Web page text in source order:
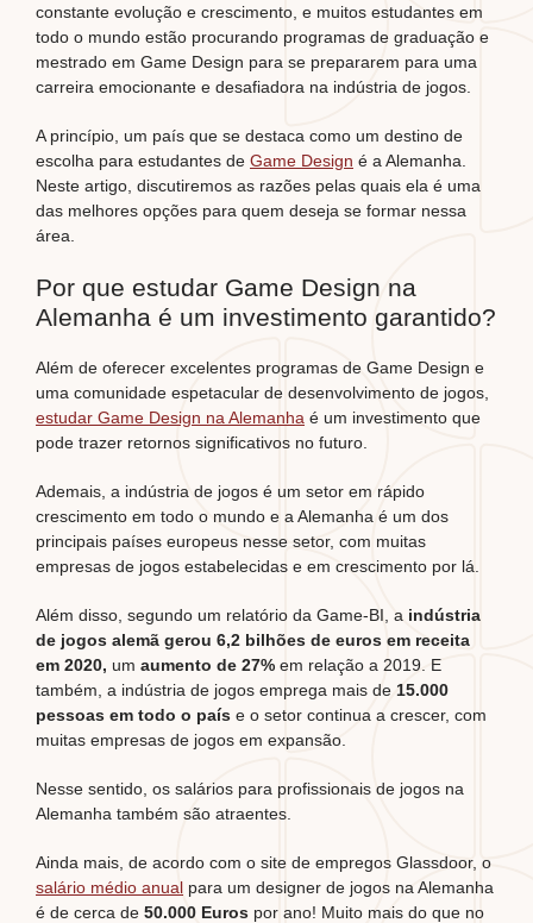
constante evolução e crescimento, e muitos estudantes em
todo o mundo estão procurando programas de graduação e
mestrado em Game Design para se prepararem para uma
carreira emocionante e desafiadora na indústria de jogos.
A princípio, um país que se destaca como um destino de
escolha para estudantes de Game Design é a Alemanha.
Neste artigo, discutiremos as razões pelas quais ela é uma
das melhores opções para quem deseja se formar nessa
área.
Por que estudar Game Design na
Alemanha é um investimento garantido?
Além de oferecer excelentes programas de Game Design e
uma comunidade espetacular de desenvolvimento de jogos,
estudar Game Design na Alemanha é um investimento que
pode trazer retornos significativos no futuro.
Ademais, a indústria de jogos é um setor em rápido
crescimento em todo o mundo e a Alemanha é um dos
principais países europeus nesse setor, com muitas
empresas de jogos estabelecidas e em crescimento por lá.
Além disso, segundo um relatório da Game-BI, a indústria
de jogos alemã gerou 6,2 bilhões de euros em receita
em 2020, um aumento de 27% em relação a 2019. E
também, a indústria de jogos emprega mais de 15.000
pessoas em todo o país e o setor continua a crescer, com
muitas empresas de jogos em expansão.
Nesse sentido, os salários para profissionais de jogos na
Alemanha também são atraentes.
Ainda mais, de acordo com o site de empregos Glassdoor, o
salário médio anual para um designer de jogos na Alemanha
é de cerca de 50.000 Euros por ano! Muito mais do que no